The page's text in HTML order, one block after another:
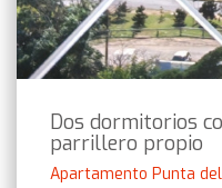
Dos dormitorios
parrillero propio
Apartamento Punta